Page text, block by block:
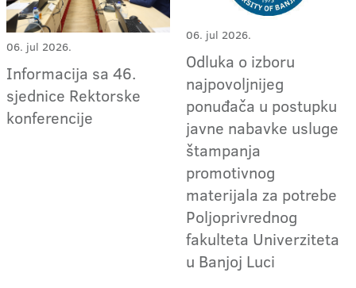
06. jul 2026.
Informacija sa 46.
sjednice Rektorske
konferencije
06. jul 2026.
Odluka o izboru
najpovoljnijeg
ponuđača u postupku
javne nabavke usluge
štampanja
promotivnog
materijala za potrebe
Poljoprivrednog
fakulteta Univerziteta
u Banjoj Luci